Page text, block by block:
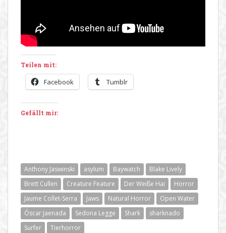
Teilen mit:
Facebook Tumblr
Gefällt mir:
Anthony Jaswinski asylum Baywatch
Blake Lively
Brett Cullen
Creature Feature Der Weiße Hai
Horror
Jaume Collet-Serra
Jaws Natural Horror
Open Water
Óscar Jaenada
Sedona Legge Shark
sharknado
Surfer
Tierhorror